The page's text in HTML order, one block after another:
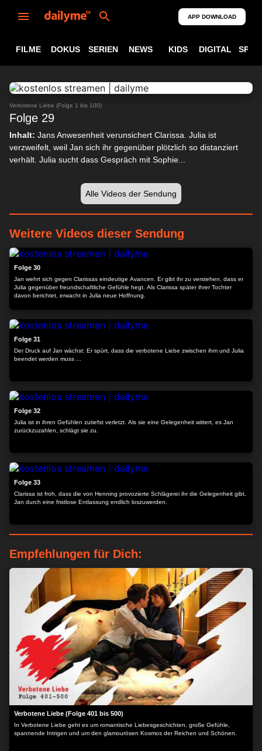
APP DOWNLOAD
FILME DOKUS SERIEN NEWS KIDS DIGITAL
Verbotene Liebe (Folge 1 bis 100)
Folge 29
Inhalt: Jans Anwesenheit verunsichert Clarissa. Julia ist
verzweifelt, weil Jan sich ihr gegenüber plötzlich so distanziert
verhält. Julia sucht dass Gespräch mit Sophie...
Alle Videos der Sendung
Weitere Videos dieser Sendung
Folge 30
Jan wehrt sich gegen Clarissas eindeutige Avancen. Er gibt ihr zu verstehen, dass er
Julia gegenüber freundschaftliche Gefühle hegt. Als Clarissa später ihrer Tochter
davon berichtet, erwacht in Julia neue Hoffnung.
Folge 31
Der Druck auf Jan wächst: Er spürt, dass die verbotene Liebe zwischen ihm und Julia
beendet werden muss ...
Folge 32
Julia ist in ihren Gefühlen zutiefst verletzt. Als sie eine Gelegenheit wittert, es Jan
zurückzuzahlen, schlägt sie zu.
Folge 33
Clarissa ist froh, dass die von Henning provozierte Schlägerei ihr die Gelegenheit gibt,
Jan durch eine fristlose Entlassung endlich loszuwerden.
Empfehlungen für Dich:
Verbotene Liebe (Folge 401 bis 500)
In Verbotene Liebe geht es um romantische Liebesgeschichten, große Gefühle,
spannende Intrigen und um den glamourösen Kosmos der Reichen und Schönen.